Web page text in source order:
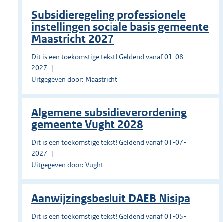
Subsidieregeling professionele
instellingen sociale basis gemeente
Maastricht 2027
Dit is een toekomstige tekst! Geldend vanaf 01-08-
2027
Uitgegeven door: Maastricht
Algemene subsidieverordening
gemeente Vught 2028
Dit is een toekomstige tekst! Geldend vanaf 01-07-
2027
Uitgegeven door: Vught
Aanwijzingsbesluit DAEB Nisipa
Dit is een toekomstige tekst! Geldend vanaf 01-05-